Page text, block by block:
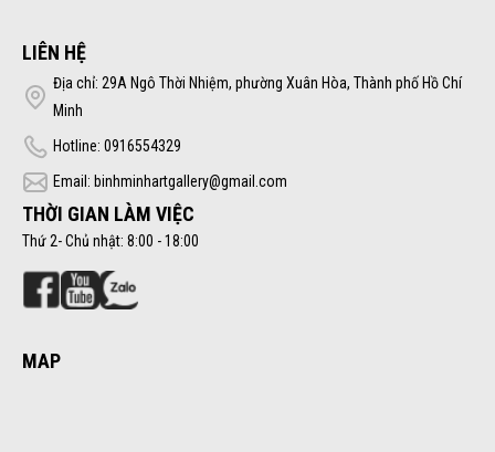
LIÊN HỆ
Địa chỉ: 29A Ngô Thời Nhiệm, phường Xuân Hòa, Thành phố Hồ Chí
Minh
Hotline: 0916554329
Email: binhminhartgallery@gmail.com
THỜI GIAN LÀM VIỆC
Thứ 2- Chủ nhật: 8:00 - 18:00
MAP